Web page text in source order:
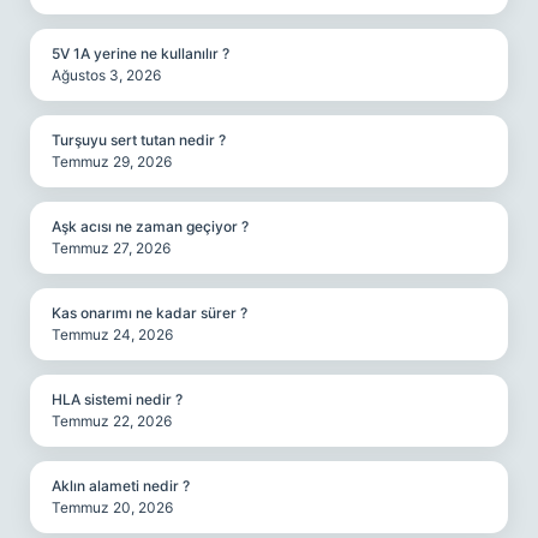
5V 1A yerine ne kullanılır ?
Ağustos 3, 2026
Turşuyu sert tutan nedir ?
Temmuz 29, 2026
Aşk acısı ne zaman geçiyor ?
Temmuz 27, 2026
Kas onarımı ne kadar sürer ?
Temmuz 24, 2026
HLA sistemi nedir ?
Temmuz 22, 2026
Aklın alameti nedir ?
Temmuz 20, 2026